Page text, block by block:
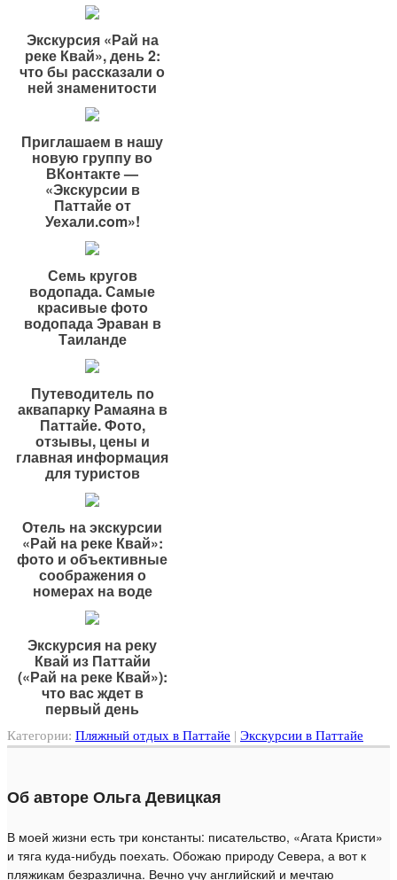
Экскурсия «Рай на
реке Квай», день 2:
что бы рассказали о
ней знаменитости
Приглашаем в нашу
новую группу во
ВКонтакте —
«Экскурсии в
Паттайе от
Уехали.com»!
Семь кругов
водопада. Самые
красивые фото
водопада Эраван в
Таиланде
Путеводитель по
аквапарку Рамаяна в
Паттайе. Фото,
отзывы, цены и
главная информация
для туристов
Отель на экскурсии
«Рай на реке Квай»:
фото и объективные
соображения о
номерах на воде
Экскурсия на реку
Квай из Паттайи
(«Рай на реке Квай»):
что вас ждет в
первый день
Категории: Пляжный отдых в Паттайе | Экскурсии в Паттайе
Об авторе Ольга Девицкая
В моей жизни есть три константы: писательство, «Агата Кристи»
и тяга куда-нибудь поехать. Обожаю природу Севера, а вот к
пляжикам безразлична. Вечно учу английский и мечтаю